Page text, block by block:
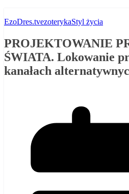
EzoDres.tvezoterykaStyl życia
PROJEKTOWANIE
ŚWIATA. Lokowanie
kanałach